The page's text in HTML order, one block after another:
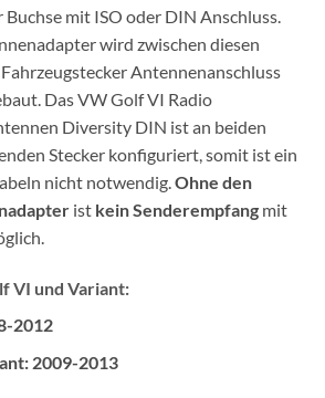
mit ISO oder DIN Anschluss.
wird zwischen diesen
Antennenanschluss
Das VW Golf VI Radio
Diversity DIN ist an beiden
Stecker konfiguriert, somit ist ein
nicht notwendig.Ohne den
ist kein Senderempfang mit
VI und Variant:
2012
2009-2013